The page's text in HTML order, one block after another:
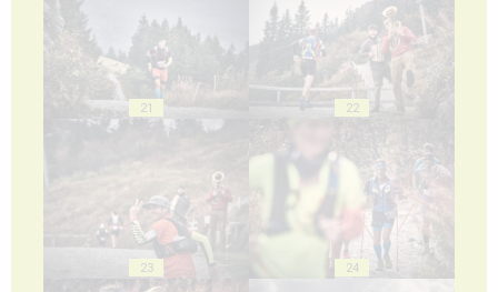
21 22
23 24